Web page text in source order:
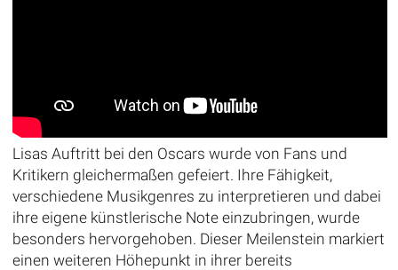
Lisas Auftritt bei den Oscars wurde von Fans und
Kritikern gleichermaßen gefeiert. Ihre Fähigkeit,
verschiedene Musikgenres zu interpretieren und dabei
ihre eigene künstlerische Note einzubringen, wurde
besonders hervorgehoben. Dieser Meilenstein markiert
einen weiteren Höhepunkt in ihrer bereits